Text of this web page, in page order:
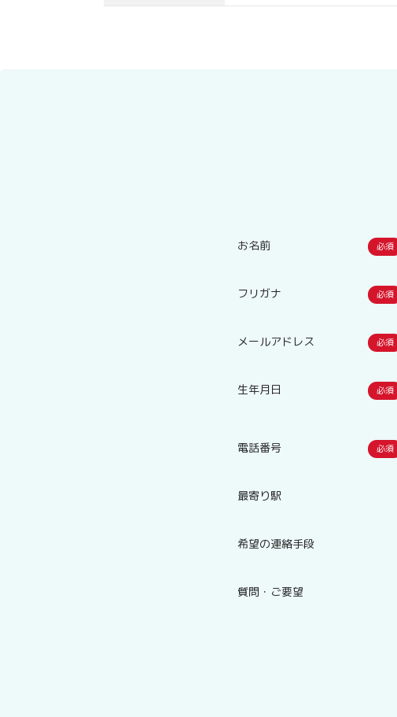
お名前
フリガナ
メールアドレス
生年月日
電話番号
最寄り駅
希望の連絡手段
質問・ご要望